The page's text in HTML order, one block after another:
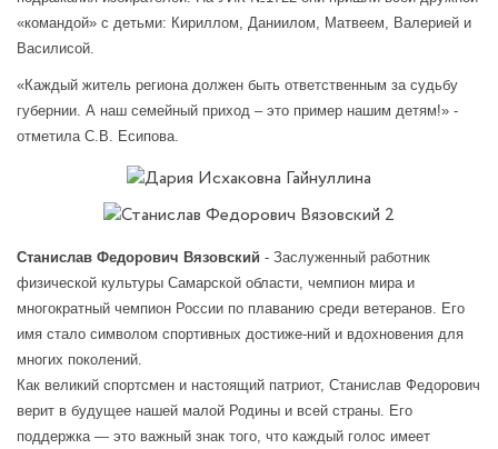
«командой» с детьми: Кириллом, Даниилом, Матвеем, Валерией и
Василисой.
«Каждый житель региона должен быть ответственным за судьбу
губернии. А наш семейный приход – это пример нашим детям!» -
отметила С.В. Есипова.
Станислав Федорович Вязовский - Заслуженный работник
физической культуры Самарской области, чемпион мира и
многократный чемпион России по плаванию среди ветеранов. Его
имя стало символом спортивных достиже-ний и вдохновения для
многих поколений.
Как великий спортсмен и настоящий патриот, Станислав Федорович
верит в будущее нашей малой Родины и всей страны. Его
поддержка — это важный знак того, что каждый голос имеет